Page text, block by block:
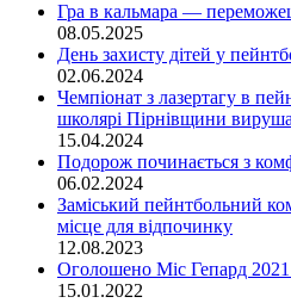
Гра в кальмара —
08.05.2025
День захисту дітей у
02.06.2024
Чемпіонат з лазертагу в
школярі Пірнівщини
15.04.2024
Подорож починається з
06.02.2024
Заміський пейнтбольний
місце для відпочинку
12.08.2023
Оголошено Міс Гепард
15.01.2022